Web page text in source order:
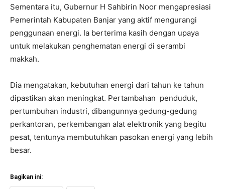
Sementara itu, Gubernur H Sahbirin Noor mengapresiasi
Pemerintah Kabupaten Banjar yang aktif mengurangi
penggunaan energi. Ia berterima kasih dengan upaya
untuk melakukan penghematan energi di serambi
makkah.
Dia mengatakan, kebutuhan energi dari tahun ke tahun
dipastikan akan meningkat. Pertambahan penduduk,
pertumbuhan industri, dibangunnya gedung-gedung
perkantoran, perkembangan alat elektronik yang begitu
pesat, tentunya membutuhkan pasokan energi yang lebih
besar.
Bagikan ini: